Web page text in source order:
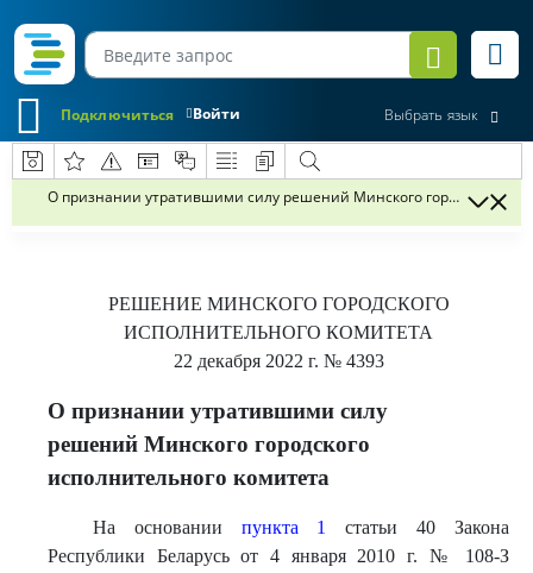
Войти
Подключиться Выбрать язык
О признании утратившими силу решений Минского городского
РЕШЕНИЕ МИНСКОГО ГОРОДСКОГО
ИСПОЛНИТЕЛЬНОГО КОМИТЕТА
22 декабря 2022 г. № 4393
О признании утратившими силу
решений Минского городского
исполнительного комитета
На основании пункта 1
статьи 40 Закона
Республики Беларусь от 4 января 2010 г. № 108-З